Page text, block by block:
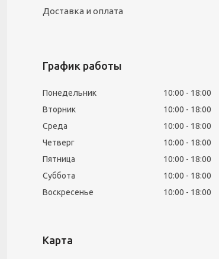
Доставка и оплата
График работы
Понедельник 10:00
18:00
Вторник
10:00
18:00
Среда
10:00
18:00
Четверг
10:00
18:00
Пятница
10:00
18:00
Суббота
10:00
18:00
Воскресенье
10:00 18:00
Карта